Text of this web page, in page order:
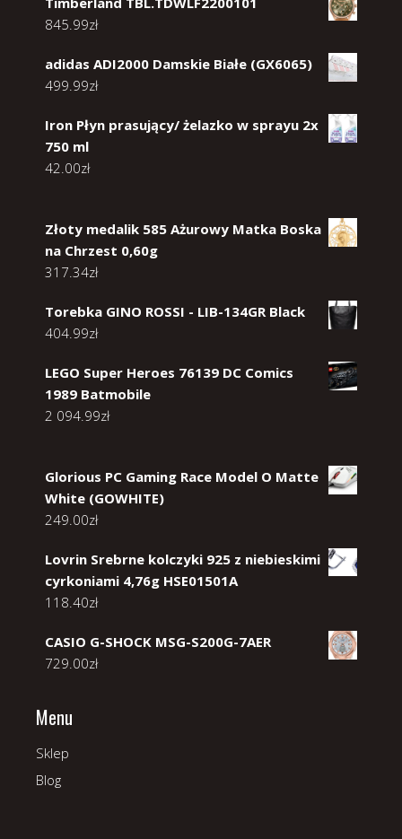
845.99zł
adidas ADI2000 Damskie Białe (GX6065)
499.99zł
Iron Płyn prasujący/ żelazko w sprayu 2x
750 ml
42.00zł
Złoty medalik 585 Ażurowy Matka Boska
na Chrzest 0,60g
317.34zł
Torebka GINO ROSSI - LIB-134GR Black
404.99zł
LEGO Super Heroes 76139 DC Comics
1989 Batmobile
2 094.99zł
Glorious PC Gaming Race Model O Matte
White (GOWHITE)
249.00zł
Lovrin Srebrne kolczyki 925 z niebieskimi
cyrkoniami 4,76g HSE01501A
118.40zł
CASIO G-SHOCK MSG-S200G-7AER
729.00zł
Menu
Sklep
Blog